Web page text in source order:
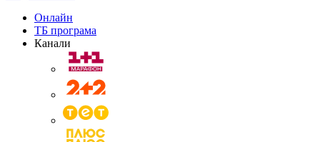
Онлайн
ТБ програма
Канали